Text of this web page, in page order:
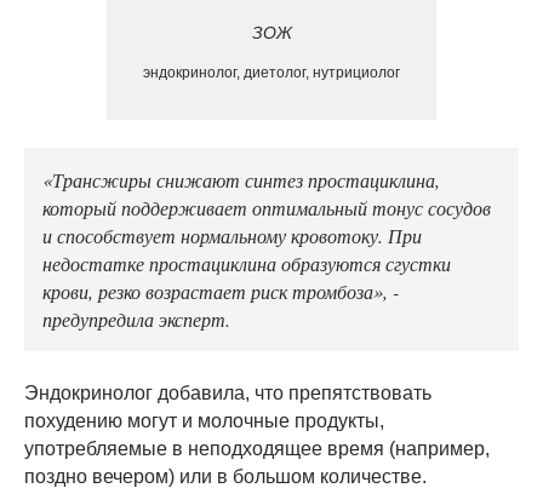
ЗОЖ
эндокринолог, диетолог, нутрициолог
«Трансжиры снижают синтез простациклина,
который поддерживает оптимальный тонус сосудов
и способствует нормальному кровотоку. При
недостатке простациклина образуются сгустки
крови, резко возрастает риск тромбоза», -
предупредила эксперт.
Эндокринолог добавила, что препятствовать
похудению могут и молочные продукты,
употребляемые в неподходящее время (например,
поздно вечером) или в большом количестве.